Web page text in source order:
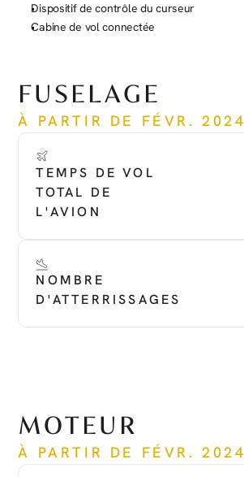
Dispositif de contrôle du curseur
Cabine de vol connectée
FUSELAGE
À PARTIR DE FÉVR. 2024
TEMPS DE VOL
TOTAL DE
L'AVION
NOMBRE
D'ATTERRISSAGES
MOTEUR
À PARTIR DE FÉVR. 2024